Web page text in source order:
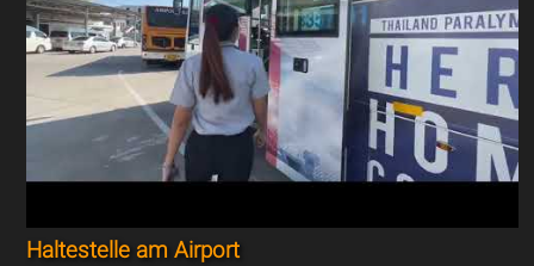
Haltestelle am Airport